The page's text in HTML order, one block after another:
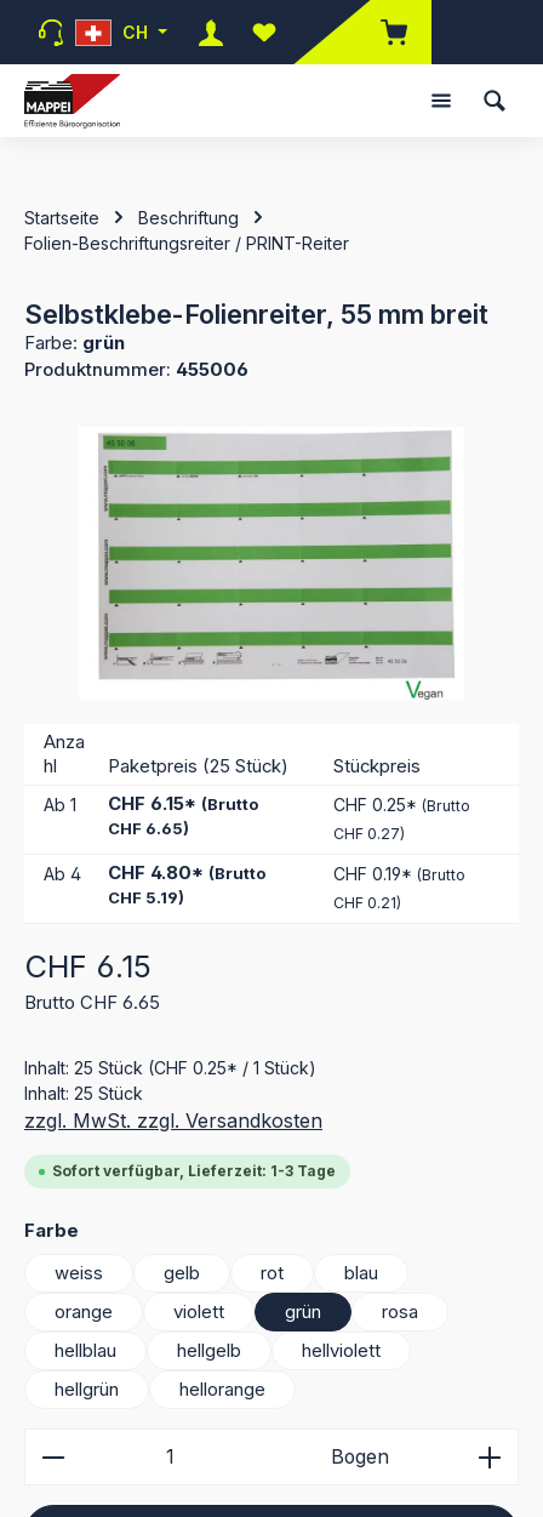
Zum Hauptinhalt springen
CH
Du hast 0 Produkte auf dem
Startseite
Beschriftung
Folien-Beschriftungsreiter / PRINT-Reiter
Selbstklebe-Folienreiter, 55 mm breit
Farbe: grün
Produktnummer: 455006
Bildergalerie überspringen
Anza
hl
Paketpreis (25 Stück) Stückpreis
Ab 1 CHF 6.15* (Brutto
CHF 6.65)
CHF 0.25* (Brutto
CHF 0.27)
Ab 4 CHF 4.80* (Brutto
CHF 5.19)
CHF 0.19* (Brutto
CHF 0.21)
Regulärer Preis:
CHF 6.15
Brutto CHF 6.65
Inhalt: 25 Stück (CHF 0.25* / 1 Stück)
Inhalt: 25 Stück
zzgl. MwSt. zzgl. Versandkosten
Sofort verfügbar, Lieferzeit: 1-3 Tage
Farbe
weiss
gelb rot
blau
orange
violett grün
rosa
hellblau
hellgelb
hellviolett
hellgrün
hellorange
Produkt Anzahl: Gib den gewünschten Wert ein
Bogen